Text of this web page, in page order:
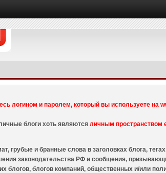
логином и паролем, который вы используете на
блоги хоть являютсяличным пространством
грубые и бранные слова в заголовках блога,
законодательства РФ и сообщения,
блогов, блогов компаний, общественных и/или